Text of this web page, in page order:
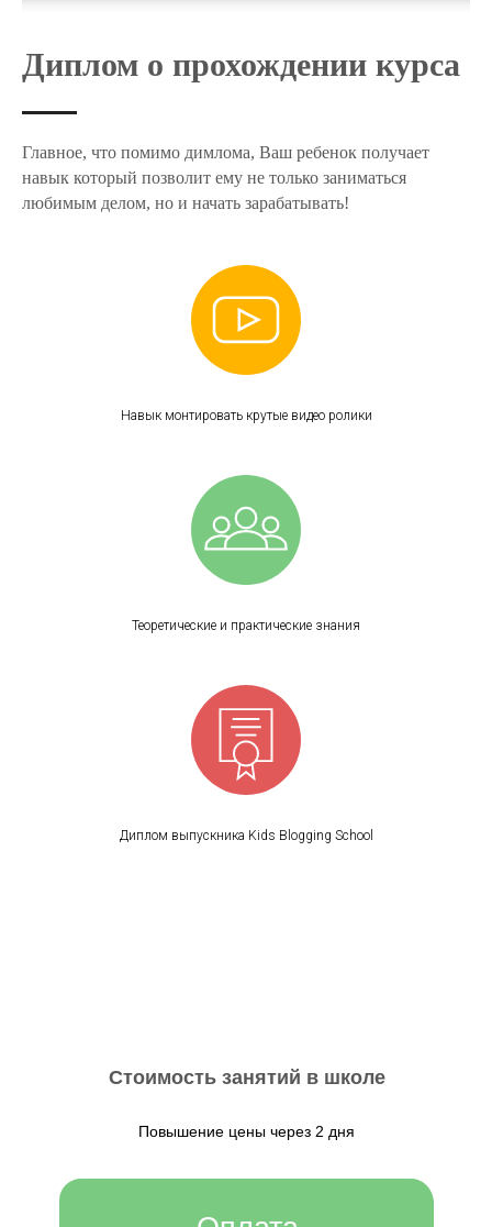
Диплом о прохождении курса
Главное, что помимо димлома, Ваш ребенок получает
навык который позволит ему не только заниматься
любимым делом, но и начать зарабатывать!
Навык монтировать крутые видео ролики
Теоретические и практические знания
Диплом выпускника Kids Blogging School
Стоимость занятий в школе
Повышение цены через 2 дня